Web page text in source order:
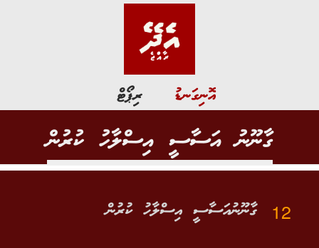
އޮނިގަނޑު ރިޕޯޓް
ގާނޫނު އަސާސީ އިސްލާހު ކުރުން
12
ގާނޫނުއަސާސީ އިސްލާހު ކުރުން